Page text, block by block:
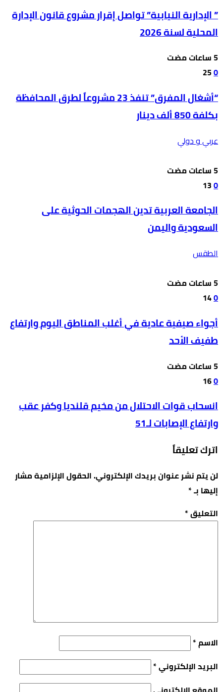
” الإدارية النيابية” تواصل إقرار مشروع قانون الإدارة
المحلية لسنة 2026
0
25
“أشغال المفرق” تنفذ 23 مشروعاً لطرق المحافظة
بكلفة 850 ألف دينار
عربي و دولي
0
13
الجامعة العربية تدين الهجمات الحوثية على
السعودية واليمن
الطقس
0
14
أجواء صيفية عادية في أغلب المناطق اليوم وارتفاع
طفيف الأحد
0
16
انسحاب قوات الاحتلال من مخيم قلنديا وكفر عقب
وارتفاع الإصابات لـ51
اترك تعليقاً
لن يتم نشر عنوان بريدك الإلكتروني.الحقول الإلزامية مشار
إليها بـ*
التعليق*
الاسم*
البريد الإلكتروني*